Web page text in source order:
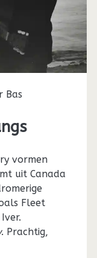
Bas
vormen
uit Canada
Fleet
. Prachtig,